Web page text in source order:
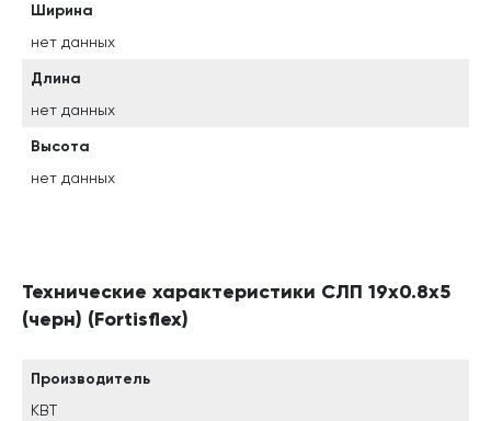
Ширина
нет данных
Длина
нет данных
Высота
нет данных
Технические характеристики СЛП 19х0.8х5
(черн) (Fortisflex)
Производитель
КВТ